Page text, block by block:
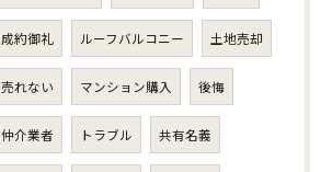
成約御礼 ルーフバルコニー 土地売却
売れない マンション購入 後悔
仲介業者 トラブル 共有名義